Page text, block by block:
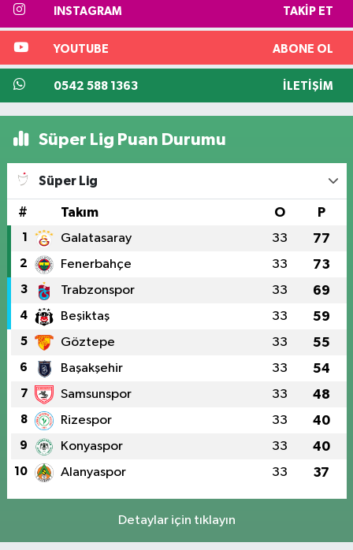
INSTAGRAM TAKIP ET
YOUTUBE ABONE OL
0542 588 1363 İLETIŞIM
Süper Lig Puan Durumu
Süper Lig
# Takım O P
1 Galatasaray 33 77
2 Fenerbahçe 33 73
3 Trabzonspor 33 69
4 Beşiktaş 33 59
5 Göztepe 33 55
6 Başakşehir 33 54
7 Samsunspor 33 48
8 Rizespor 33 40
9 Konyaspor 33 40
10 Alanyaspor 33 37
Detaylar için tıklayın